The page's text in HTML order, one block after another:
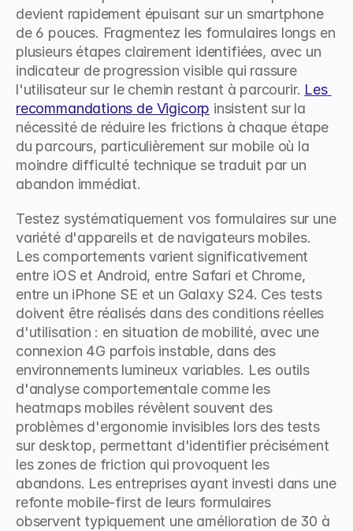
devient rapidement épuisant sur un smartphone
de 6 pouces. Fragmentez les formulaires longs en
plusieurs étapes clairement identifiées, avec un
indicateur de progression visible qui rassure
l'utilisateur sur le chemin restant à parcourir. Les
recommandations de Vigicorp insistent sur la
nécessité de réduire les frictions à chaque étape
du parcours, particulièrement sur mobile où la
moindre difficulté technique se traduit par un
abandon immédiat.
Testez systématiquement vos formulaires sur une
variété d'appareils et de navigateurs mobiles.
Les comportements varient significativement
entre iOS et Android, entre Safari et Chrome,
entre un iPhone SE et un Galaxy S24. Ces tests
doivent être réalisés dans des conditions réelles
d'utilisation : en situation de mobilité, avec une
connexion 4G parfois instable, dans des
environnements lumineux variables. Les outils
d'analyse comportementale comme les
heatmaps mobiles révèlent souvent des
problèmes d'ergonomie invisibles lors des tests
sur desktop, permettant d'identifier précisément
les zones de friction qui provoquent les
abandons. Les entreprises ayant investi dans une
refonte mobile-first de leurs formulaires
observent typiquement une amélioration de 30 à